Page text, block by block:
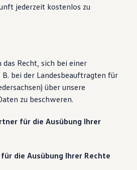
jederzeit kostenlos zu
das Recht, sich bei einer
bei der Landesbeauftragten für
über unsere
zu beschweren.
für die Ausübung Ihrer
die Ausübung Ihrer Rechte